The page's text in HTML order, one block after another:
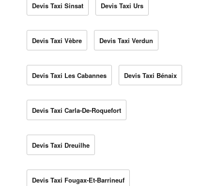
Devis Taxi Sinsat Devis Taxi Urs
Devis Taxi Vèbre Devis Taxi Verdun
Devis Taxi Les Cabannes Devis Taxi Bénaix
Devis Taxi Carla-De-Roquefort
Devis Taxi Dreuilhe
Devis Taxi Fougax-Et-Barrineuf